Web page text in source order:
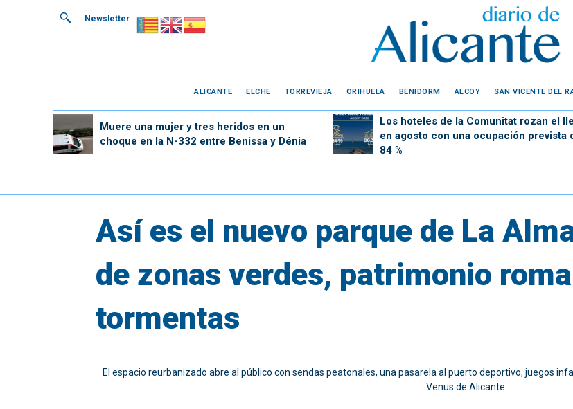
Newsletter
ALICANTE ELCHE TORREVIEJA ORIHUELA BENIDORM ALCOY SAN VICENTE DEL
Muere una mujer y tres heridos en un
choque en la N-332 entre Benissa y Dénia
Los hoteles de la Comunitat rozan el
en agosto con una ocupación prevista
84 %
Así es el nuevo parque de La
de zonas verdes, patrimonio
tormentas
El espacio reurbanizado abre al público con sendas peatonales, una pasarela al puerto deportivo, juegos
Venus de Alicante